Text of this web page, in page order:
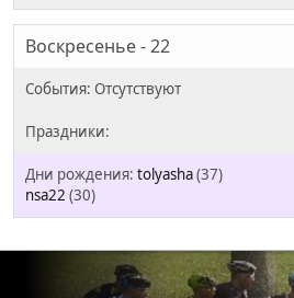
Воскресенье - 22
tolyasha(37)
nsa22 (30)